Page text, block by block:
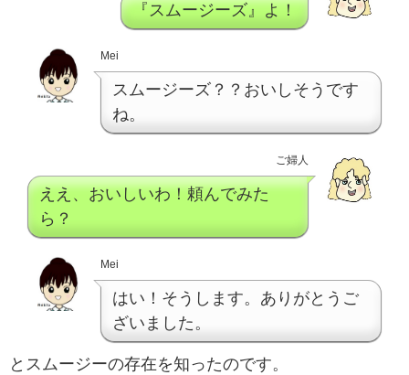
『スムージーズ』よ！
Mei
スムージーズ？？おいしそうです
ね。
ご婦人
ええ、おいしいわ！頼んでみた
ら？
Mei
はい！そうします。ありがとうご
ざいました。
とスムージーの存在を知ったのです。